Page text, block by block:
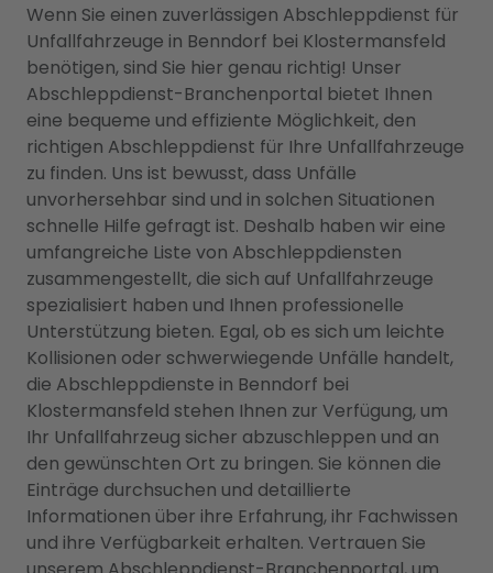
Wenn Sie einen zuverlässigen Abschleppdienst für
Unfallfahrzeuge in Benndorf bei Klostermansfeld
benötigen, sind Sie hier genau richtig! Unser
Abschleppdienst-Branchenportal bietet Ihnen
eine bequeme und effiziente Möglichkeit, den
richtigen Abschleppdienst für Ihre Unfallfahrzeuge
zu finden. Uns ist bewusst, dass Unfälle
unvorhersehbar sind und in solchen Situationen
schnelle Hilfe gefragt ist. Deshalb haben wir eine
umfangreiche Liste von Abschleppdiensten
zusammengestellt, die sich auf Unfallfahrzeuge
spezialisiert haben und Ihnen professionelle
Unterstützung bieten. Egal, ob es sich um leichte
Kollisionen oder schwerwiegende Unfälle handelt,
die Abschleppdienste in Benndorf bei
Klostermansfeld stehen Ihnen zur Verfügung, um
Ihr Unfallfahrzeug sicher abzuschleppen und an
den gewünschten Ort zu bringen. Sie können die
Einträge durchsuchen und detaillierte
Informationen über ihre Erfahrung, ihr Fachwissen
und ihre Verfügbarkeit erhalten. Vertrauen Sie